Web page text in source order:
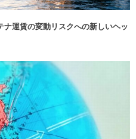
運賃の変動リスクへの新しいヘッ